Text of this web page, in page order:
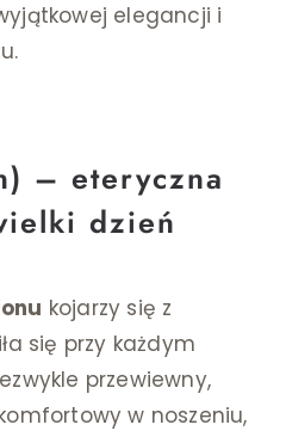
elegancji i
– eteryczna
dzień
kojarzy się z
się przy każdym
przewiewny,
w noszeniu,